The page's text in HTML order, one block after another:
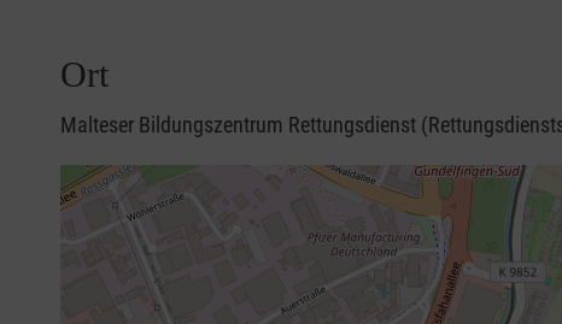
Ort
Malteser Bildungszentrum Rettungsdienst